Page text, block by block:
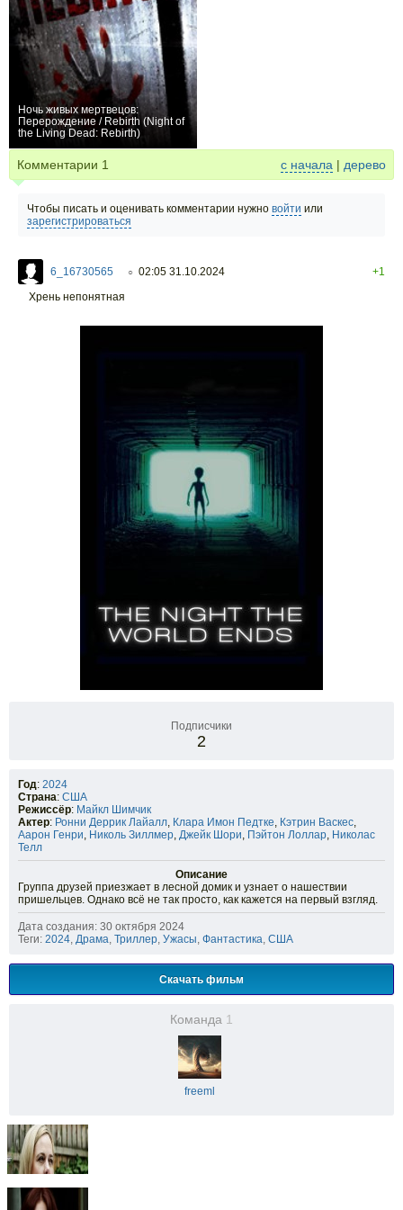
Ночь живых мертвецов:
Перерождение / Rebirth (Night of
the Living Dead: Rebirth)
Комментарии 1 с начала | дерево
Чтобы писать и оценивать комментарии нужно войти или
зарегистрироваться
6_16730565 ○ 02:05 31.10.2024
+1
Хрень непонятная
Подписчики
2
Год: 2024
Страна: США
Режиссёр: Майкл Шимчик
Актер: Ронни Деррик Лайалл, Клара Имон Педтке, Кэтрин Васкес,
Аарон Генри, Николь Зиллмер, Джейк Шори, Пэйтон Лоллар, Николас
Телл
Описание
Группа друзей приезжает в лесной домик и узнает о нашествии
пришельцев. Однако всё не так просто, как кажется на первый взгляд.
Дата создания: 30 октября 2024
Теги: 2024, Драма, Триллер, Ужасы, Фантастика, США
Скачать фильм
Команда 1
freeml